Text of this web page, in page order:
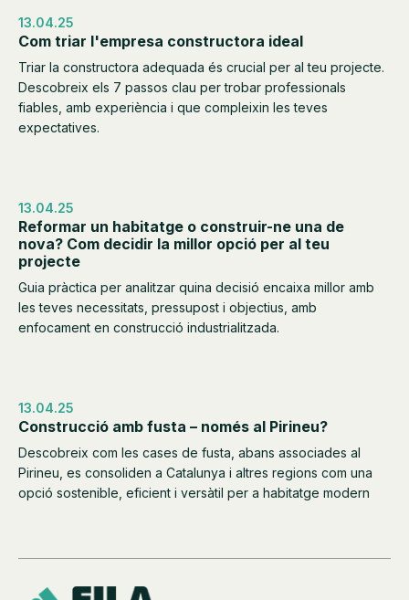
13.04.25
Com triar l'empresa constructora ideal
Triar la constructora adequada és crucial per al teu projecte.
Descobreix els 7 passos clau per trobar professionals
fiables, amb experiència i que compleixin les teves
expectatives.
13.04.25
Reformar un habitatge o construir-ne una de
nova? Com decidir la millor opció per al teu
projecte
Guia pràctica per analitzar quina decisió encaixa millor amb
les teves necessitats, pressupost i objectius, amb
enfocament en construcció industrialitzada.
13.04.25
Construcció amb fusta – només al Pirineu?
Descobreix com les cases de fusta, abans associades al
Pirineu, es consoliden a Catalunya i altres regions com una
opció sostenible, eficient i versàtil per a habitatge modern